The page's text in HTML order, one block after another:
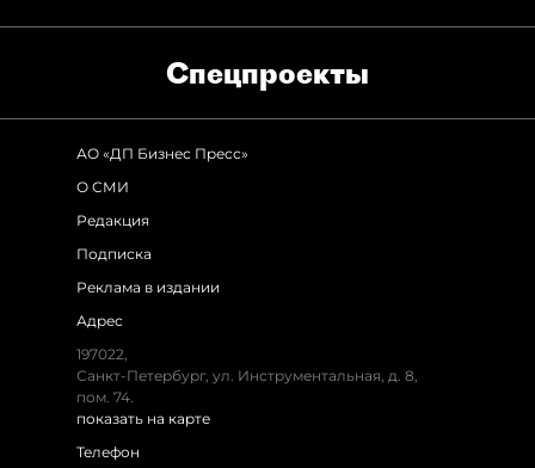
Спец­проекты
АО «ДП Бизнес Пресс»
О СМИ
Редакция
Подписка
Реклама в издании
Адрес
197022,
Санкт-Петербург, ул. Инструментальная, д. 8,
пом. 74.
показать на карте
Телефон